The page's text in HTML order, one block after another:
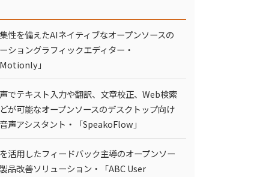
性を備えたAIネイティブなオープンソースの
ショングラフィックエディター・
Motionly」
でテキスト入力や翻訳、文章校正、Web検索
が可能なオープンソースのデスクトップ向け
声アシスタント・「SpeakoFlow」
活用したフィードバック主導のオープンソー
品改善ソリューション・「ABC User